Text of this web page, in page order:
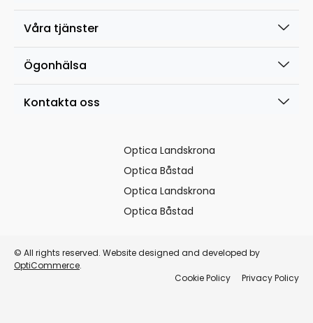
Våra tjänster
Ögonhälsa
Kontakta oss
Optica Landskrona
Optica Båstad
Optica Landskrona
Optica Båstad
© All rights reserved. Website designed and developed by
OptiCommerce.
Cookie Policy
Privacy Policy